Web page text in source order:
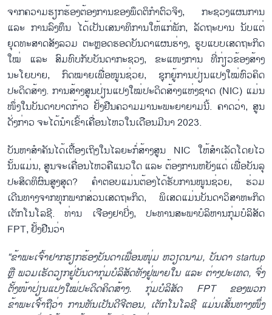
ຈາກຄວາມຮຽກຮ້ອງຕ້ອງການຂອງພຶດຕິກຳຕົວຈິງ, ກະຊວງແຜນການ
ແລະ ການລົງທຶນ ໄດ້ເປັນເສນາທິການໃຫ້ແກ່ພັກ, ລັດຖະບານ ນັບແຕ່
ຍຸດທະສາດສັງລວມ ຕະຫຼອດຮອດບັນດາແຜນຮ່າງ, ຮູບແບບເສດຖະກິດ
ໃໝ່ ແລະ ສົມທົບກັບບັນດາກະຊວງ, ຂະແໜງການ ທີ່ກ່ຽວຂ້ອງສ້າງ
ນະໂຍບາຍ, ກົດໝາຍເພື່ອໜູນຊ່ວຍ, ຊຸກຍູ້ການປ່ຽນແປງໃໝ່ຫົວຄິດ
ປະດິດສ້າງ. ການສ້າງສູນປ່ຽນແປງໃໝ່ປະດິດສ້າງແຫ່ງຊາດ (NIC) ແມ່ນ
ໜຶ່ງໃນບັນດາບາດກ້າວ ຢັ້ງຢືນຄວາມມານະພະຍາຍາມນີ້. ຄາດວ່າ, ສູນ
ດັ່ງກ່າວ ຈະໄດ້ນຳເຂົ້າເຄື່ອນໄຫວໃນເດືອນມີນາ 2023.
ບັນຫາສຳຄັນໄດ້ເຕື້ອງເຖິງໃນໄລຍະກໍ່ສ້າງສູນ NIC ໃຫ້ສຳເລັດໂດຍໄວ
ນັ້ນແມ່ນ, ສູນຈະເຄື່ອນໄຫວຄືແນວໃດ ແລະ ຕ້ອງການຫຍັງແດ່ ເພື່ອບັນລຸ
ປະສິດທິຜົນສູງສຸດ? ຄຳຕອບແມ່ນຕ້ອງໄດ້ຮັບການໜູນຊ່ວຍ, ຮ່ວມ
ເດີນທາງຈາກທຸກພາກສ່ວນເສດຖະກິດ, ພິເສດແມ່ນບັນດາວິສາຫະກິດ
ເຕັກໂນໂລຊີ. ທ່ານ ເຈືອງຢາບີ່ງ, ປະທານສະພາບໍລິຫານກຸ່ມບໍລິສັດ
FPT, ຢັ້ງຢືນວ່າ
“ຂ້າພະເຈົ້າຢາກຮຽກຮ້ອງບັນດາເພື່ອນໜຸ່ມ ຫວຽດນາມ, ບັນດາ startup
ຫຼື ພວມເຮັດວຽກຢູ່ບັນດາກຸ່ມບໍລິສັດທັງຢູ່ພາຍໃນ ແລະ ຕ່າງປະເທດ, ຈົ່ງ
ຕັ້ງໜ້າປ່ຽນແປງໃໝ່ປະດິດຄິດສ້າງ. ກຸ່ມບໍລິສັດ FPT ຂອງພວກ
ຂ້າພະເຈົ້າຖືວ່າ ການຫັນເປັນດີຈີຕອນ, ເຕັກໂນໂລຊີ ແມ່ນເສັ້ນທາງໜຶ່ງ